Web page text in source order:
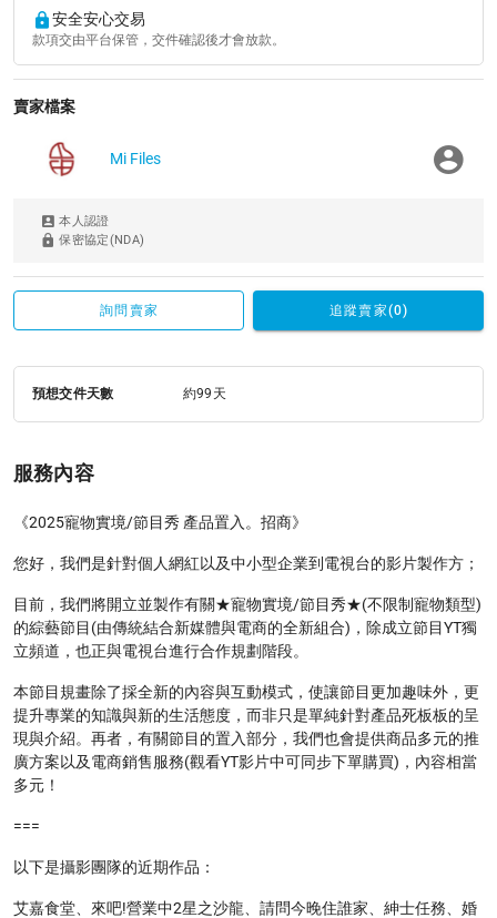
安全安心交易
款項交由平台保管，交件確認後才會放款。
賣家檔案
Mi Files
本人認證
保密協定(NDA)
詢問賣家 追蹤賣家(0)
預想交件天數 約99天
服務內容
《2025寵物實境/節目秀 產品置入。招商》
您好，我們是針對個人網紅以及中小型企業到電視台的影片製作方；
目前，我們將開立並製作有關★寵物實境/節目秀★(不限制寵物類型)
的綜藝節目(由傳統結合新媒體與電商的全新組合)，除成立節目YT獨
立頻道，也正與電視台進行合作規劃階段。
本節目規畫除了採全新的內容與互動模式，使讓節目更加趣味外，更
提升專業的知識與新的生活態度，而非只是單純針對產品死板板的呈
現與介紹。再者，有關節目的置入部分，我們也會提供商品多元的推
廣方案以及電商銷售服務(觀看YT影片中可同步下單購買)，內容相當
多元！
===
以下是攝影團隊的近期作品：
艾嘉食堂、來吧!營業中2星之沙龍、請問今晚住誰家、紳士任務、婚